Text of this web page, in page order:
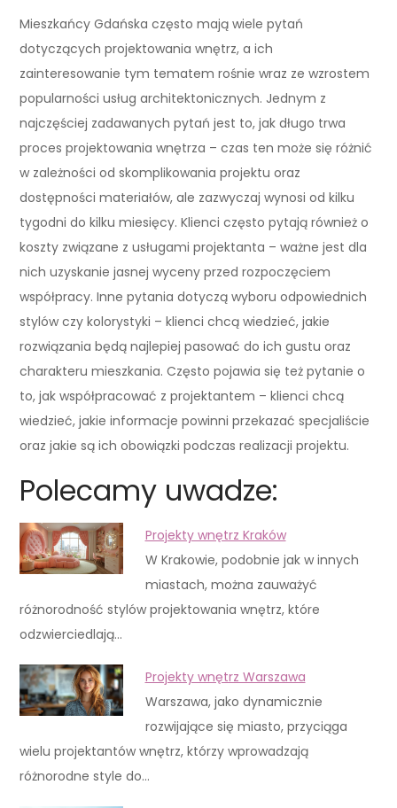
Mieszkańcy Gdańska często mają wiele pytań
dotyczących projektowania wnętrz, a ich
zainteresowanie tym tematem rośnie wraz ze wzrostem
popularności usług architektonicznych. Jednym z
najczęściej zadawanych pytań jest to, jak długo trwa
proces projektowania wnętrza – czas ten może się różnić
w zależności od skomplikowania projektu oraz
dostępności materiałów, ale zazwyczaj wynosi od kilku
tygodni do kilku miesięcy. Klienci często pytają również o
koszty związane z usługami projektanta – ważne jest dla
nich uzyskanie jasnej wyceny przed rozpoczęciem
współpracy. Inne pytania dotyczą wyboru odpowiednich
stylów czy kolorystyki – klienci chcą wiedzieć, jakie
rozwiązania będą najlepiej pasować do ich gustu oraz
charakteru mieszkania. Często pojawia się też pytanie o
to, jak współpracować z projektantem – klienci chcą
wiedzieć, jakie informacje powinni przekazać specjaliście
oraz jakie są ich obowiązki podczas realizacji projektu.
Polecamy uwadze:
Projekty wnętrz Kraków
W Krakowie, podobnie jak w innych
miastach, można zauważyć
różnorodność stylów projektowania wnętrz, które
odzwierciedlają…
Projekty wnętrz Warszawa
Warszawa, jako dynamicznie
rozwijające się miasto, przyciąga
wielu projektantów wnętrz, którzy wprowadzają
różnorodne style do…